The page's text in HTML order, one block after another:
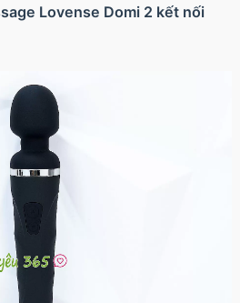
Lovense Domi 2 kết nối